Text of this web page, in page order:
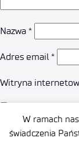
W ramach
świadczenia
Nazwa *
Adres email *
Witryna
Zapamiętaj moje
kolejnych